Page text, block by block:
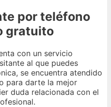
por teléfono
gratuito
con un servicio
al que puedes
se encuentra atendido
para darte la mejor
duda relacionada con el